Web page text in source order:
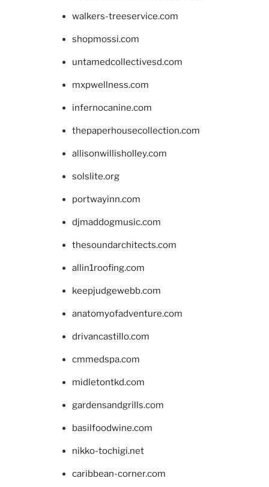
walkers-treeservice.com
shopmossi.com
untamedcollectivesd.com
mxpwellness.com
infernocanine.com
thepaperhousecollection.com
allisonwillisholley.com
solslite.org
portwayinn.com
djmaddogmusic.com
thesoundarchitects.com
allin1roofing.com
keepjudgewebb.com
anatomyofadventure.com
drivancastillo.com
cmmedspa.com
midletontkd.com
gardensandgrills.com
basilfoodwine.com
nikko-tochigi.net
caribbean-corner.com